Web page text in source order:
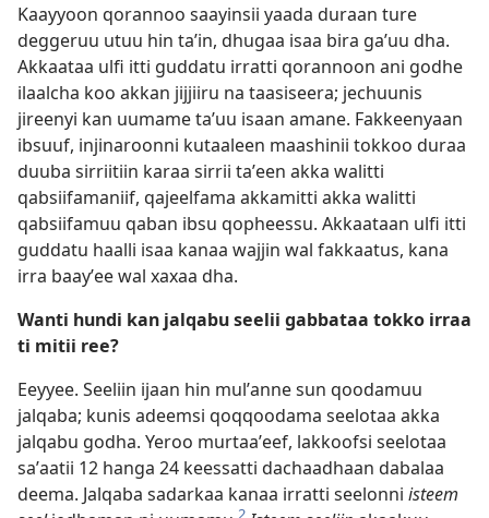
Kaayyoon qorannoo saayinsii yaada duraan ture
deggeruu utuu hin taʼin, dhugaa isaa bira gaʼuu dha.
Akkaataa ulfi itti guddatu irratti qorannoon ani godhe
ilaalcha koo akkan jijjiiru na taasiseera; jechuunis
jireenyi kan uumame taʼuu isaan amane. Fakkeenyaan
ibsuuf, injinaroonni kutaaleen maashinii tokkoo duraa
duuba sirriitiin karaa sirrii taʼeen akka walitti
qabsiifamaniif, qajeelfama akkamitti akka walitti
qabsiifamuu qaban ibsu qopheessu. Akkaataan ulfi itti
guddatu haalli isaa kanaa wajjin wal fakkaatus, kana
irra baayʼee wal xaxaa dha.
Wanti hundi kan jalqabu seelii gabbataa tokko irraa
ti mitii ree?
Eeyyee. Seeliin ijaan hin mulʼanne sun qoodamuu
jalqaba; kunis adeemsi qoqqoodama seelotaa akka
jalqabu godha. Yeroo murtaaʼeef, lakkoofsi seelotaa
saʼaatii 12 hanga 24 keessatti dachaadhaan dabalaa
deema. Jalqaba sadarkaa kanaa irratti seelonni isteem
2